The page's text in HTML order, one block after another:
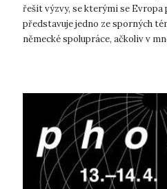
řešit výzvy, se kterými se
představuje jedno ze sporných
německé spolupráce, ačkoliv v